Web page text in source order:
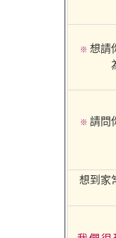
※ 想請
※ 請問
想到家